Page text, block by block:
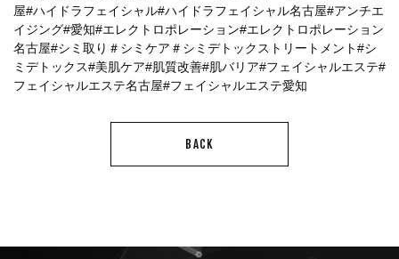
屋#ハイドラフェイシャル#ハイドラフェイシャル名古屋#アンチエ
イジング#愛知#エレクトロポレーション#エレクトロポレーション
名古屋#シミ取り＃シミケア＃シミデトックストリートメント#シ
ミデトックス#美肌ケア#肌質改善#肌バリア#フェイシャルエステ#
フェイシャルエステ名古屋#フェイシャルエステ愛知
BACK